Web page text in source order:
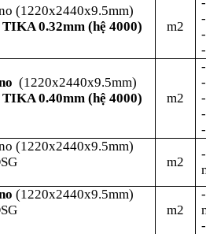
(1220x2440x9.5mm)
TIKA 0.32mm (hệ 4000)
m2
(1220x2440x9.5mm)
TIKA 0.40mm (hệ 4000)
m2
(1220x2440x9.5mm)
m2
(1220x2440x9.5mm)
m2